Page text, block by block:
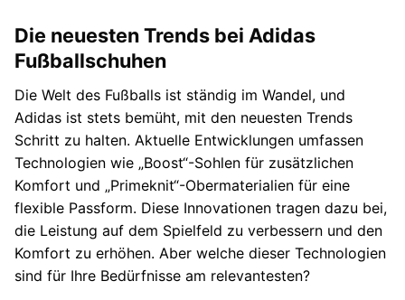
Die neuesten Trends bei Adidas
Fußballschuhen
Die Welt des Fußballs ist ständig im Wandel, und
Adidas ist stets bemüht, mit den neuesten Trends
Schritt zu halten. Aktuelle Entwicklungen umfassen
Technologien wie „Boost“-Sohlen für zusätzlichen
Komfort und „Primeknit“-Obermaterialien für eine
flexible Passform. Diese Innovationen tragen dazu bei,
die Leistung auf dem Spielfeld zu verbessern und den
Komfort zu erhöhen. Aber welche dieser Technologien
sind für Ihre Bedürfnisse am relevantesten?